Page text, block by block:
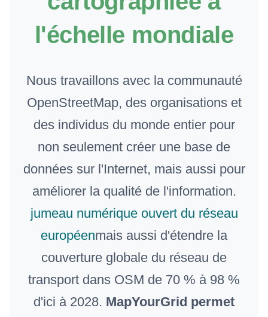
l'échelle mondiale
Nous travaillons avec la communauté
OpenStreetMap, des organisations et
des individus du monde entier pour
non seulement créer une base de
données sur l'Internet, mais aussi pour
améliorer la qualité de l'information.
jumeau numérique ouvert du réseau
européenmais aussi d'étendre la
couverture globale du réseau de
transport dans OSM de 70 % à 98 %
d'ici à 2028. MapYourGrid permet